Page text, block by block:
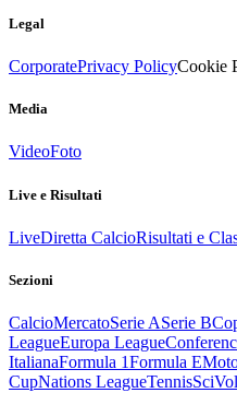
Legal
CorporatePrivacy PolicyCookie
Media
VideoFoto
Live e Risultati
LiveDiretta CalcioRisultati e
Sezioni
CalcioMercatoSerie ASerie B
LeagueEuropa League
ItalianaFormula 1Formula E
CupNations LeagueTennisSci